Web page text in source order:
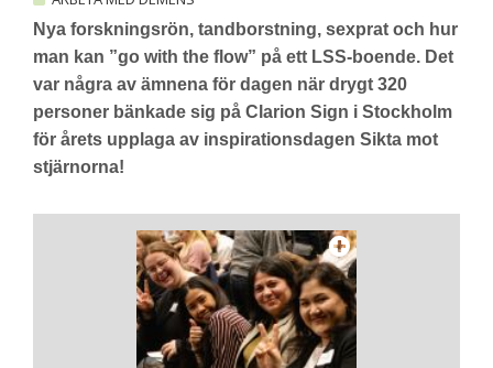
Nya forskningsrön, tandborstning, sexprat och hur
man kan ”go with the flow” på ett LSS-boende. Det
var några av ämnena för dagen när drygt 320
personer bänkade sig på Clarion Sign i Stockholm
för årets upplaga av inspirationsdagen Sikta mot
stjärnorna!